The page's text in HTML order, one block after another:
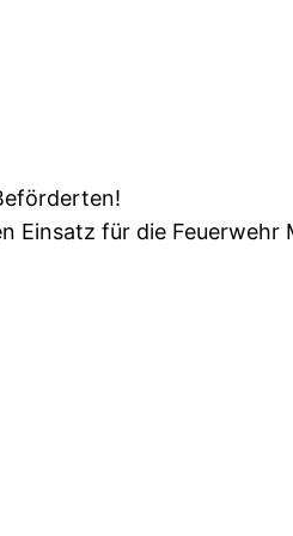
Einsatz für die Feuerwehr